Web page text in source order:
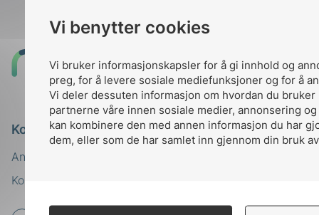
Vi benytter cookies
Vi bruker informasjonskapsler for å gi innhold og
preg, for å levere sosiale mediefunksjoner og for å
Vi deler dessuten informasjon om hvordan du
partnerne våre innen sosiale medier, annonsering
kan kombinere den med annen informasjon du har
dem, eller som de har samlet inn gjennom din bruk
Kontakt oss
Ansatte
Kontakt
Til
toppen